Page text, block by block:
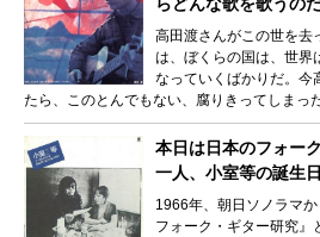
高田渡さんがこの世を去
は、ぼくらの国は、世界
なっていくばかりだ。今
たら、このとんでもない、腐りきってしまっ
本日は日本のフォー
一人、小室等の誕生日
1966年、朝日ソノラマ
フォーク・ギター研究』